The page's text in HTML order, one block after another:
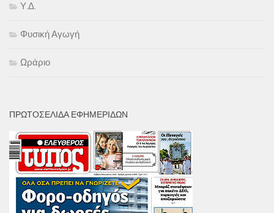
Υ.Δ.
Φυσική Αγωγή
Ωράριο
ΠΡΩΤΟΣΕΛΙΔΑ ΕΦΗΜΕΡΙΔΩΝ